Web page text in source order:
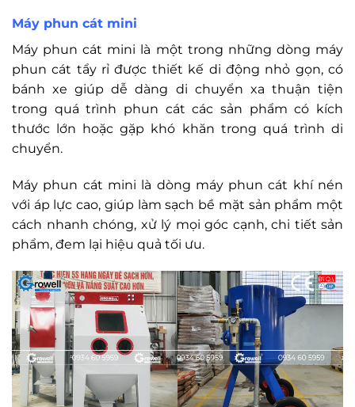
Máy phun cát mini
Máy phun cát mini là một trong những dòng máy
phun cát tẩy rỉ được thiết kế di động nhỏ gọn, có
bánh xe giúp dễ dàng di chuyển xa thuận tiện
trong quá trình phun cát các sản phẩm có kích
thước lớn hoặc gặp khó khăn trong quá trình di
chuyển.
Máy phun cát mini là dòng máy phun cát khí nén
với áp lực cao, giúp làm sạch bề mặt sản phẩm một
cách nhanh chóng, xử lý mọi góc cạnh, chi tiết sản
phẩm, đem lại hiệu quả tối ưu.